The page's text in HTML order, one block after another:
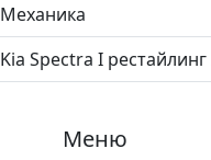
Механика
Kia Spectra I
Меню